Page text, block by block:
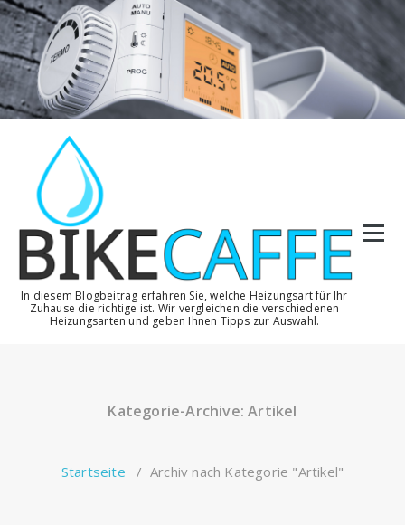
Zum
Inhalt
springen
In diesem Blogbeitrag erfahren Sie, welche Heizungsart für Ihr
Zuhause die richtige ist. Wir vergleichen die verschiedenen
Heizungsarten und geben Ihnen Tipps zur Auswahl.
Kategorie-Archive: Artikel
Startseite / Archiv nach Kategorie "Artikel"